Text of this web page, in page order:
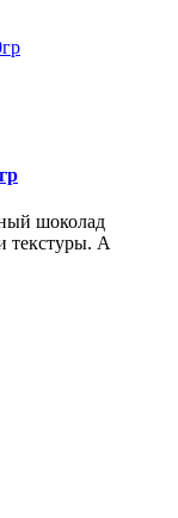
шоколад
текстуры. А